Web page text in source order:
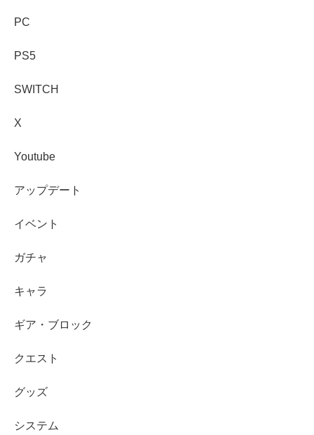
PC
PS5
SWITCH
X
Youtube
アップデート
イベント
ガチャ
キャラ
ギア・ブロック
クエスト
グッズ
システム